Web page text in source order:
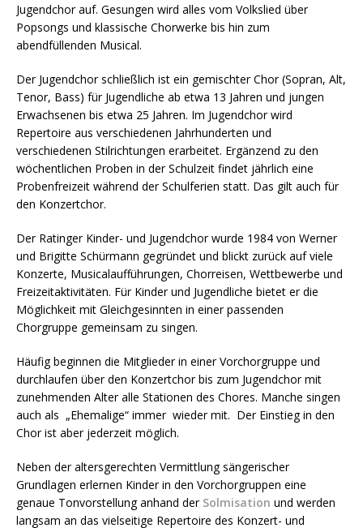
Jugendchor auf. Gesungen wird alles vom Volkslied über
Popsongs und klassische Chorwerke bis hin zum
abendfüllenden Musical.
Der Jugendchor schließlich ist ein gemischter Chor (Sopran, Alt,
Tenor, Bass) für Jugendliche ab etwa 13 Jahren und jungen
Erwachsenen bis etwa 25 Jahren. Im Jugendchor wird
Repertoire aus verschiedenen Jahrhunderten und
verschiedenen Stilrichtungen erarbeitet. Ergänzend zu den
wöchentlichen Proben in der Schulzeit findet jährlich eine
Probenfreizeit während der Schulferien statt. Das gilt auch für
den Konzertchor.
Der Ratinger Kinder- und Jugendchor wurde 1984 von Werner
und Brigitte Schürmann gegründet und blickt zurück auf viele
Konzerte, Musicalaufführungen, Chorreisen, Wettbewerbe und
Freizeitaktivitäten. Für Kinder und Jugendliche bietet er die
Möglichkeit mit Gleichgesinnten in einer passenden
Chorgruppe gemeinsam zu singen.
Häufig beginnen die Mitglieder in einer Vorchorgruppe und
durchlaufen über den Konzertchor bis zum Jugendchor mit
zunehmenden Alter alle Stationen des Chores. Manche singen
auch als „Ehemalige“ immer wieder mit. Der Einstieg in den
Chor ist aber jederzeit möglich.
Neben der altersgerechten Vermittlung sängerischer
Grundlagen erlernen Kinder in den Vorchorgruppen eine
genaue Tonvorstellung anhand der Solmisation und werden
langsam an das vielseitige Repertoire des Konzert- und